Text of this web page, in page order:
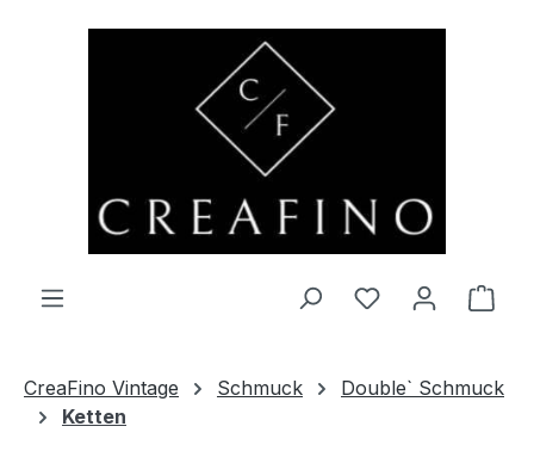
Zum Hauptinhalt springen
Du hast 0
CreaFino Vintage Schmuck
Double` Schmuck
Ketten